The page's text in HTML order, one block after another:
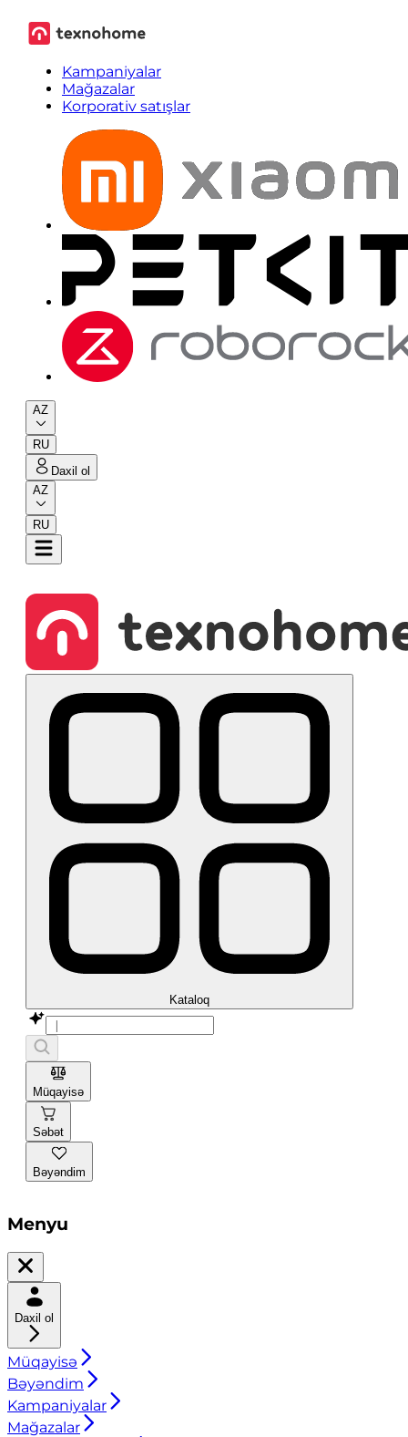
Kampaniyalar
Mağazalar
Korporativ satışlar
AZ
RU
Daxil ol
AZ
RU
Kataloq
Müqayisə
Səbət
Bəyəndim
Menyu
Daxil ol
Müqayisə
Bəyəndim
Kampaniyalar
Mağazalar